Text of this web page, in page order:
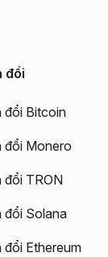
đổi
đổi Bitcoin
đổi Monero
đổi TRON
đổi Solana
đổi Ethereum